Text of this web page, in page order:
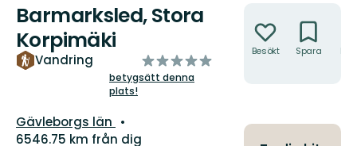
Barmarksled, Stora
Korpimäki
Vandring
av
5
betygsätt denna
plats!
Län:
Gävleborgs län
6546.75 km från dig
Besökt Spara